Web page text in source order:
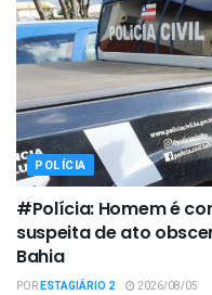
POLÍCIA
#Polícia: Homem é
suspeita de ato
Bahia
PORESTAGIÁRIO 2 2026/08/05